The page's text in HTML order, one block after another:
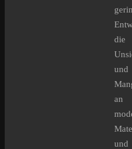
die
und
an
und